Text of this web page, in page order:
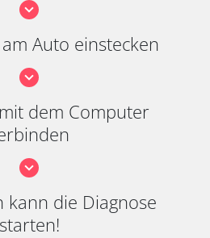
Auto einstecken
dem Computer
kann die Diagnose
starten!